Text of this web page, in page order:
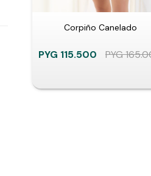
Corpiño Canelado
PYG 115.500 PYG